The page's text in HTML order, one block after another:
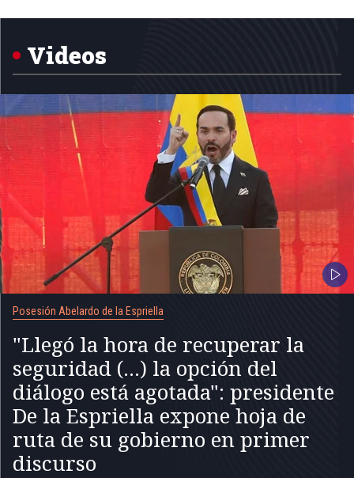
1
Videos
Posesión Abelardo de la Espriella
"Llegó la hora de recuperar la
seguridad (...) la opción del
diálogo está agotada": presidente
De la Espriella expone hoja de
ruta de su gobierno en primer
discurso